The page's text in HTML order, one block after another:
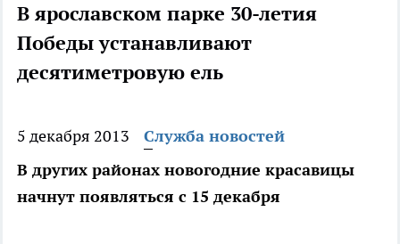
В ярославском парке 30-летия
Победы устанавливают
десятиметровую ель
5 декабря 2013
Служба новостей
В других районах новогодние красавицы
начнут появляться с 15 декабря